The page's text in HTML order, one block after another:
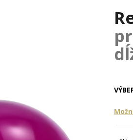
je
5
OCEĽOVÁ RETIAZKA S PRÍVESKOM KRÍŽ